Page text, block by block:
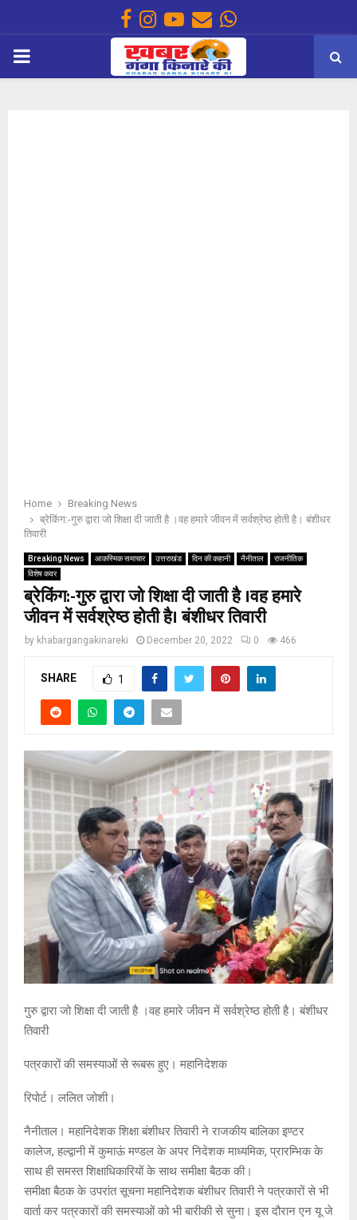
Facebook
Instagram
Youtube
EmailWhatsapp
PRIMARY
Home
Breaking News
ब्रेकिंग:-गुरु द्वारा जो शिक्षा दी जाती है ।वह हमारे जीवन में सर्वश्रेष्ठ होती है। बंशीधर
तिवारी
Breaking News आकस्मिक समाचार उत्तराखंड दिन की कहानी नैनीताल
राजनीतिक
विशेष कवर
ब्रेकिंग:-गुरु द्वारा जो शिक्षा दी जाती है ।वह हमारे
जीवन में सर्वश्रेष्ठ होती है। बंशीधर तिवारी
by khabargangakinareki December 20, 2022 0 466
SHARE 1
गुरु द्वारा जो शिक्षा दी जाती है ।वह हमारे जीवन में सर्वश्रेष्ठ होती है। बंशीधर
तिवारी
पत्रकारों की समस्याओं से रूबरू हुए। महानिदेशक
रिपोर्ट। ललित जोशी।
नैनीताल। महानिदेशक शिक्षा बंशीधर तिवारी ने राजकीय बालिका इण्टर
कालेज, हल्द्वानी में कुमाऊं मण्डल के अपर निदेशक माध्यमिक, प्रारम्भिक के
साथ ही समस्त शिक्षाधिकारियों के साथ समीक्षा बैठक की।
समीक्षा बैठक के उपरांत सूचना महानिदेशक बंशीधर तिवारी ने पत्रकारों से भी
वार्ता कर पत्रकारों की समस्याओं को भी बारीकी से सुना। इस दौरान एन यू जे